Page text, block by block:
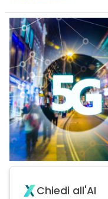
Chiedi all'AI